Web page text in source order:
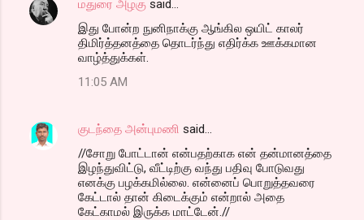
மதுரை அழகு said…
இது போன்ற நுனிநாக்கு ஆங்கில ஒயிட் காலர்
திமிர்த்தனத்தை தொடர்ந்து எதிர்க்க ஊக்கமான
வாழ்த்துக்கள்.
11:05 AM
குடந்தை அன்புமணி said…
//சோறு போட்டான் என்பதற்காக என் தன்மானத்தை
இழந்துவிட்டு, வீட்டிற்கு வந்து பதிவு போடுவது
எனக்கு பழக்கமில்லை. என்னைப் பொறுத்தவரை
கேட்டால் தான் கிடைக்கும் என்றால் அதை
கேட்காமல் இருக்க மாட்டேன்.//